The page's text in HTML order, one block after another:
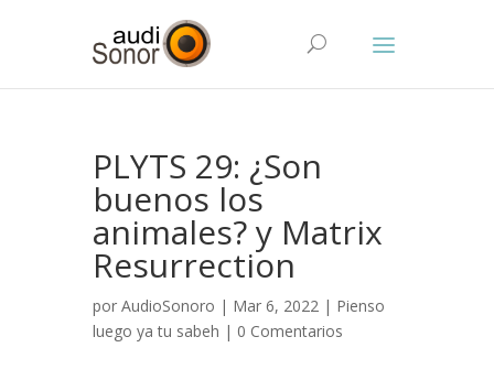
PLYTS 29: ¿Son
buenos los
animales? y Matrix
Resurrection
por AudioSonoro | Mar 6, 2022 | Pienso
luego ya tu sabeh | 0 Comentarios